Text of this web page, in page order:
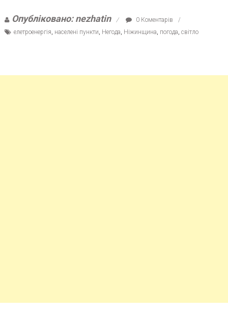
Опубліковано: nezhatin
0 Коментарів
елетроенергія населені пункти Негода Ніжинщина погода світло